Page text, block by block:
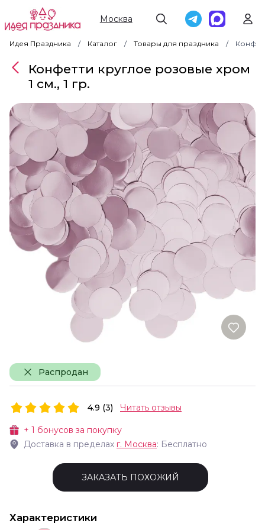
Москва
Идея Праздника Каталог Товары для праздника
Распродан
Конфетти круглое розовые хром
1 см., 1 гр.
+ 1 бонусов за покупку
Доставка в пределах г. Москва: Бесплатно
4.9 (3) Читать отзывы
ЗАКАЗАТЬ ПОХОЖИЙ
Характеристики